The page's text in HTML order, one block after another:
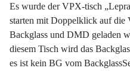
Es wurde der VPX-tisch
starten mit Doppelklick auf
Backglass und DMD geladen
diesem Tisch wird das
es ist kein BG vom